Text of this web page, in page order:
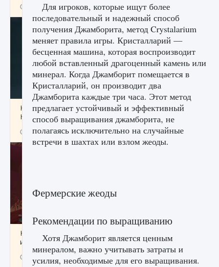
9 августа 2024 1 945 0 0
Как проверить статус сервера Delta Force
Hawk Ops
9 августа 2024 1 286 0 0
Как приручить существ джунглей Нари в
игре Creatures of Ava
9 августа 2024 0
Для игроков, которые ищут более
последовательный и надежный способ
получения Джамборита, метод Crystalarium
меняет правила игры. Кристалларий —
бесценная машина, которая воспроизводит
любой вставленный драгоценный камень или
минерал. Когда Джамборит помещается в
Кристалларий, он производит два
Джамборита каждые три часа. Этот метод
предлагает устойчивый и эффективный
способ выращивания джамборита, не
полагаясь исключительно на случайные
встречи в шахтах или взлом жеоды.
Фермерские жеоды
Рекомендации по выращиванию
Хотя Джамборит является ценным
минералом, важно учитывать затраты и
усилия, необходимые для его выращивания.